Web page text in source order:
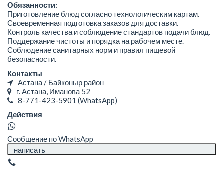
Обязанности:
Приготовление блюд согласно технологическим картам.
Своевременная подготовка заказов для доставки.
Контроль качества и соблюдение стандартов подачи блюд.
Поддержание чистоты и порядка на рабочем месте.
Соблюдение санитарных норм и правил пищевой
безопасности.
Контакты
Астана / Байконыр район
г. Астана, Иманова 52
8-771-423-5901 (WhatsApp)
Действия
Сообщение по WhatsApp
написать